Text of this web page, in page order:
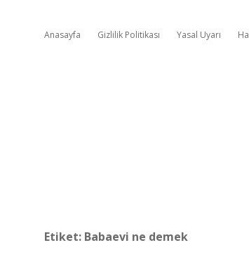
Anasayfa Gizlilik Politikası Yasal Uyarı
Etiket: Babaevi ne demek